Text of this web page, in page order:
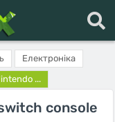
Електроніка
...
console